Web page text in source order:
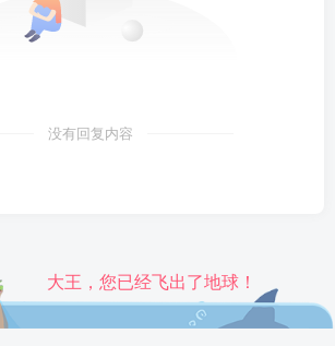
没有回复内容
大王，您已经飞出了地球！